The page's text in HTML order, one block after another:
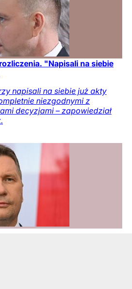
"Napisali na siebie
napisali na siebie już akty
niezgodnymi z
decyzjami – zapowiedział